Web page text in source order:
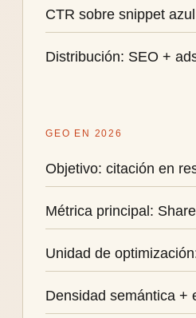
CTR sobre snippet azul
Distribución: SEO +
GEO EN 2026
Objetivo: citación en
Métrica principal:
Unidad de
Densidad semántica +